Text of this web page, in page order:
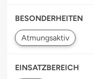
BESONDERHEITEN
EINSATZBEREICH